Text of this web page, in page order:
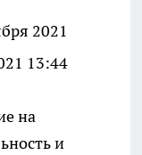
2021
13:44
на
и